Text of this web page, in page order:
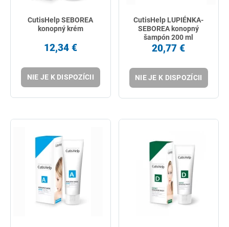
CutisHelp SEBOREA
konopný krém
12,34 €
NIE JE K DISPOZÍCII
CutisHelp LUPIÉNKA-
SEBOREA konopný
šampón 200 ml
20,77 €
NIE JE K DISPOZÍCII